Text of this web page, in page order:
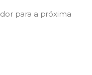
para a próxima